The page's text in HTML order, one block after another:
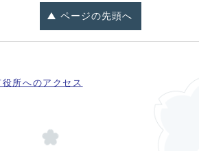
ページの先頭へ
役所へのアクセス